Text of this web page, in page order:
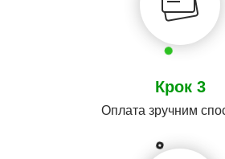
Крок 3
Оплата зручним